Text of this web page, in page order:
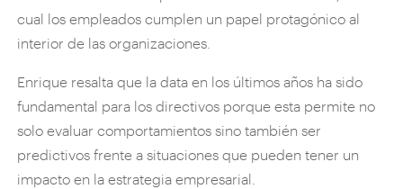
cual los empleados cumplen un papel protagónico al
interior de las organizaciones.
Enrique resalta que la data en los últimos años ha sido
fundamental para los directivos porque esta permite no
solo evaluar comportamientos sino también ser
predictivos frente a situaciones que pueden tener un
impacto en la estrategia empresarial.